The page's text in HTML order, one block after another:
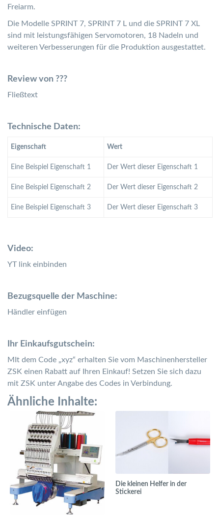
Freiarm.
Die Modelle SPRINT 7, SPRINT 7 L und die SPRINT 7 XL
sind mit leistungsfähigen Servomotoren, 18 Nadeln und
weiteren Verbesserungen für die Produktion ausgestattet.
Review von ???
Fließtext
Technische Daten:
Eigenschaft Wert
Eine Beispiel Eigenschaft 1 Der Wert dieser Eigenschaft 1
Eine Beispiel Eigenschaft 2 Der Wert dieser Eigenschaft 2
Eine Beispiel Eigenschaft 3 Der Wert dieser Eigenschaft 3
Video:
YT link einbinden
Bezugsquelle der Maschine:
Händler einfügen
Ihr Einkaufsgutschein:
MIt dem Code „xyz“ erhalten Sie vom Maschinenhersteller
ZSK einen Rabatt auf Ihren Einkauf! Setzen Sie sich dazu
mit ZSK unter Angabe des Codes in Verbindung.
Ähnliche Inhalte:
Die kleinen Helfer in der
Stickerei